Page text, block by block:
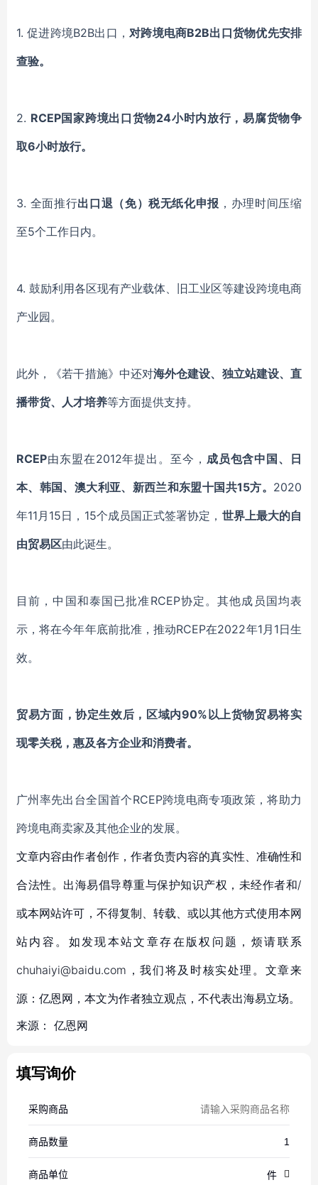
1.促进跨境B2B出口， 对跨境电商B2B出口货物优先安排
查验。
2. RCEP国家跨境出口货物24小时内放行，易腐货物争
取6小时放行。
3. 全面推行出口退（免）税无纸化申报 ，办理时间压缩
至5个工作日内。
4. 鼓励利用各区现有产业载体、旧工业区等建设跨境电商
产业园。
此外，《若干措施》中还对海外仓建设、独立站建设、直
播带货、人才培养等方面提供支持。
RCEP由东盟在2012年提出。至今， 成员包含中国、日
本、韩国、澳大利亚、新西兰和东盟十国共15方。 2020
年11月15日，15个成员国正式签署协定， 世界上最大的自
由贸易区由此诞生。
目前，中国和泰国已批准RCEP协定。其他成员国均表
示，将在今年年底前批准，推动RCEP在2022年1月1日生
效。
贸易方面，协定生效后，区域内90%以上货物贸易将实
现零关税，惠及各方企业和消费者。
广州率先出台全国首个RCEP跨境电商专项政策，将助力
跨境电商卖家及其他企业的发展。
文章内容由作者创作，作者负责内容的真实性、准确性和
合法性。出海易倡导尊重与保护知识产权，未经作者和/
或本网站许可，不得复制、转载、或以其他方式使用本网
站内容。如发现本站文章存在版权问题，烦请联系
chuhaiyi@baidu.com，我们将及时核实处理。文章来
源：亿恩网，本文为作者独立观点，不代表出海易立场。
来源： 亿恩网
填写询价